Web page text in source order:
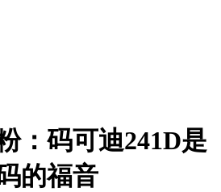
：码可迪241D是
的福音